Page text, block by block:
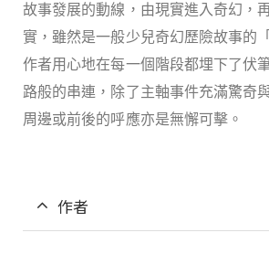
故事發展的動線，由現實進入奇幻，
實，雖然是一般少兒奇幻歷險故事的
作者用心地在每一個階段都埋下了伏
路般的串連，除了主軸事件充滿驚奇
周邊或前後的呼應亦是無懈可擊。
作者